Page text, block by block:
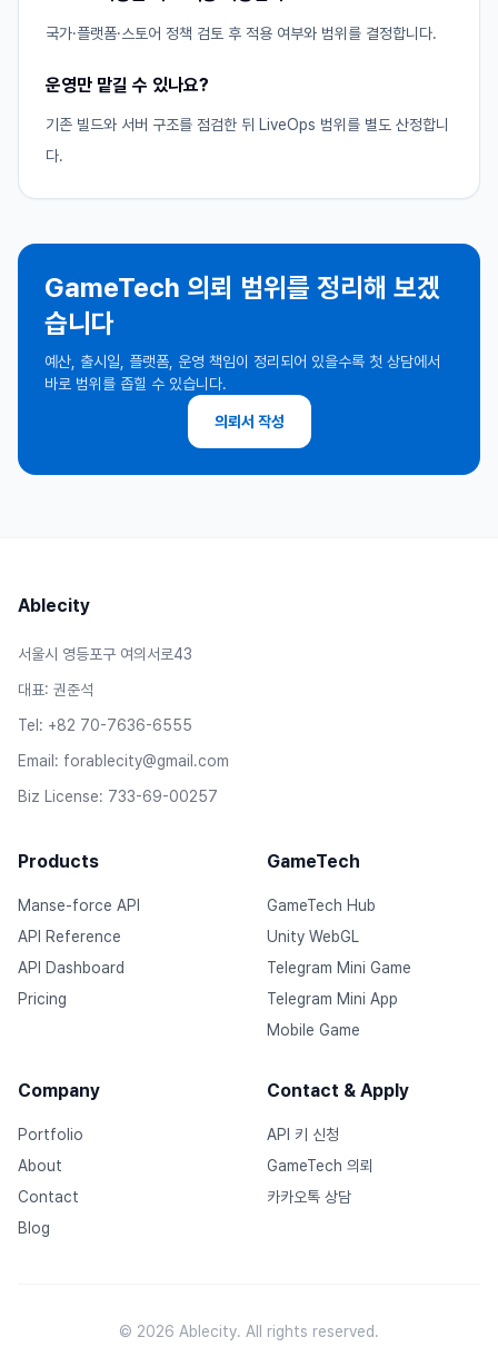
국가·플랫폼·스토어 정책 검토 후 적용 여부와 범위를 결정합니다.
운영만 맡길 수 있나요?
기존 빌드와 서버 구조를 점검한 뒤 LiveOps 범위를 별도 산정합니
다.
GameTech 의뢰 범위를 정리해 보겠
습니다
예산, 출시일, 플랫폼, 운영 책임이 정리되어 있을수록 첫 상담에서
바로 범위를 좁힐 수 있습니다.
의뢰서 작성
Ablecity
서울시 영등포구 여의서로43
대표: 권준석
Tel: +82 70-7636-6555
Email: forablecity@gmail.com
Biz License: 733-69-00257
Products
Manse-force API
API Reference
API Dashboard
Pricing
GameTech
GameTech Hub
Unity WebGL
Telegram Mini Game
Telegram Mini App
Mobile Game
Company
Portfolio
About
Contact
Blog
Contact & Apply
API 키 신청
GameTech 의뢰
카카오톡 상담
© 2026 Ablecity. All rights reserved.